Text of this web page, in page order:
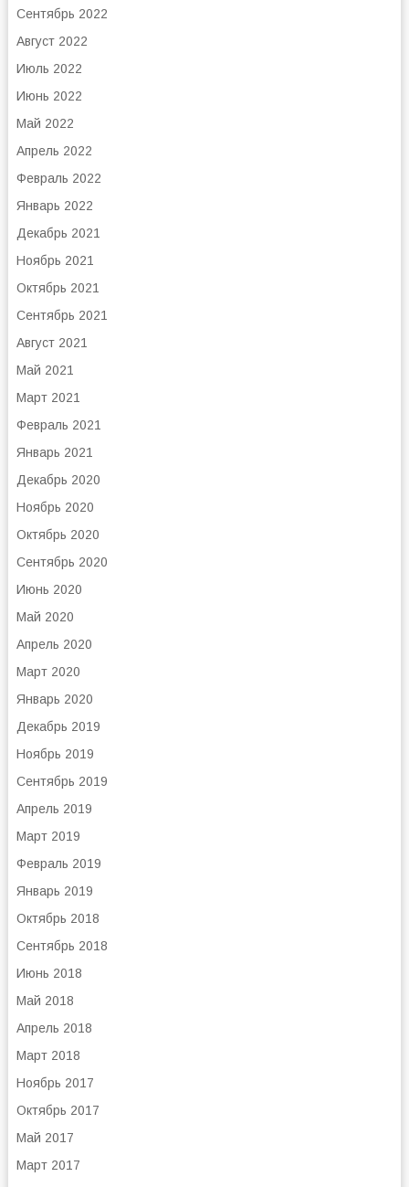
Сентябрь 2022
Август 2022
Июль 2022
Июнь 2022
Май 2022
Апрель 2022
Февраль 2022
Январь 2022
Декабрь 2021
Ноябрь 2021
Октябрь 2021
Сентябрь 2021
Август 2021
Май 2021
Март 2021
Февраль 2021
Январь 2021
Декабрь 2020
Ноябрь 2020
Октябрь 2020
Сентябрь 2020
Июнь 2020
Май 2020
Апрель 2020
Март 2020
Январь 2020
Декабрь 2019
Ноябрь 2019
Сентябрь 2019
Апрель 2019
Март 2019
Февраль 2019
Январь 2019
Октябрь 2018
Сентябрь 2018
Июнь 2018
Май 2018
Апрель 2018
Март 2018
Ноябрь 2017
Октябрь 2017
Май 2017
Март 2017